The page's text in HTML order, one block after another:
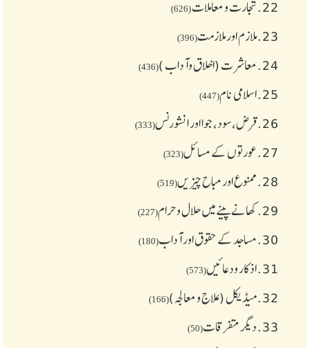
22. تجارت و معاملات(626)
23. ملازم اور ملازمت(396)
24. معاشرت (اخلاق وآداب )(436)
25. اسلامی نام(447)
26. قرض،سود، جوا اور انشورنس(333)
27. عورتوں کے مسائل(323)
28. ممنوع اور مباح چیز یں(519)
29. کھانے پینے میں حلال و حرام(227)
30. مساجد کے حقوق اور آداب(180)
31. اذکار ودعائیں(573)
32. میڈیکل (علاج و معالجہ)(166)
33. دیگر متفرقات(50)